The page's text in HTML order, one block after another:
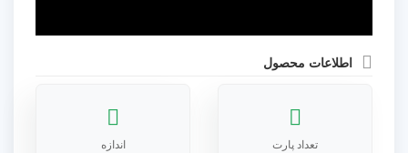
اطلاعات محصول
تعداد پارت
اندازه